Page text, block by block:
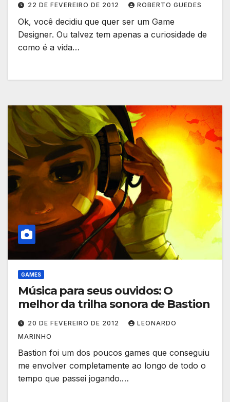
22 DE FEVEREIRO DE 2012 ROBERTO GUEDES
Ok, você decidiu que quer ser um Game
Designer. Ou talvez tem apenas a curiosidade de
como é a vida…
GAMES
Música para seus ouvidos: O
melhor da trilha sonora de Bastion
20 DE FEVEREIRO DE 2012
LEONARDO
MARINHO
Bastion foi um dos poucos games que conseguiu
me envolver completamente ao longo de todo o
tempo que passei jogando.…